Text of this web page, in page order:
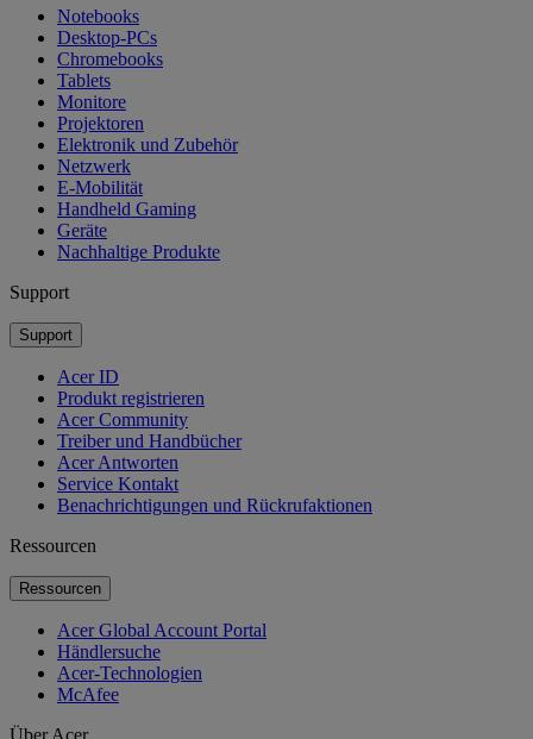
Notebooks
Desktop-PCs
Chromebooks
Tablets
Monitore
Projektoren
Elektronik und Zubehör
Netzwerk
E-Mobilität
Handheld Gaming
Geräte
Nachhaltige Produkte
Support
Support
Acer ID
Produkt registrieren
Acer Community
Treiber und Handbücher
Acer Antworten
Service Kontakt
Benachrichtigungen und Rückrufaktionen
Ressourcen
Ressourcen
Acer Global Account Portal
Händlersuche
Acer-Technologien
McAfee
Über Acer